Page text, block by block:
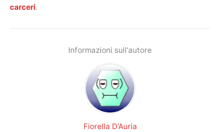
carceri.
Informazioni sull'autore
Fiorella D'Auria